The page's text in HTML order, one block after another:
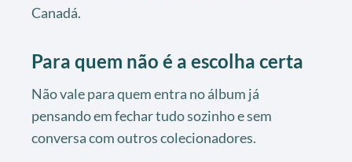
Canadá.
Para quem não é a escolha certa
Não vale para quem entra no álbum já
pensando em fechar tudo sozinho e sem
conversa com outros colecionadores.